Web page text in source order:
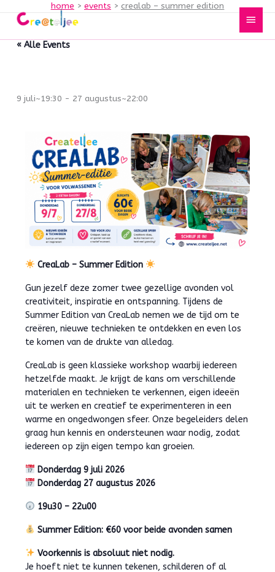
naar
de
home events crealab – summer edition
« Alle Events
9 juli~19:30 - 27 augustus~22:00
CreaLab – Summer Edition
Gun jezelf deze zomer twee gezellige avonden vol
creativiteit, inspiratie en ontspanning. Tijdens de
Summer Edition van CreaLab nemen we de tijd om te
creëren, nieuwe technieken te ontdekken en even los
te komen van de drukte van alledag.
CreaLab is geen klassieke workshop waarbij iedereen
hetzelfde maakt. Je krijgt de kans om verschillende
materialen en technieken te verkennen, eigen ideeën
uit te werken en creatief te experimenteren in een
warme en ongedwongen sfeer. Onze begeleiders delen
graag hun kennis en ondersteunen waar nodig, zodat
iedereen op zijn eigen tempo kan groeien.
Donderdag 9 juli 2026
Donderdag 27 augustus 2026
19u30 – 22u00
Summer Edition: €60 voor beide avonden samen
Voorkennis is absoluut niet nodig.
Je hoeft niet te kunnen tekenen, schilderen of al